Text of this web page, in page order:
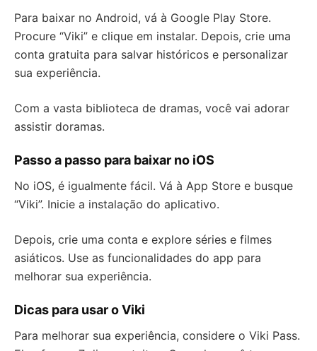
Para baixar no Android, vá à Google Play Store.
Procure “Viki” e clique em instalar. Depois, crie uma
conta gratuita para salvar históricos e personalizar
sua experiência.
Com a vasta biblioteca de dramas, você vai adorar
assistir doramas.
Passo a passo para baixar no iOS
No iOS, é igualmente fácil. Vá à App Store e busque
“Viki”. Inicie a instalação do aplicativo.
Depois, crie uma conta e explore séries e filmes
asiáticos. Use as funcionalidades do app para
melhorar sua experiência.
Dicas para usar o Viki
Para melhorar sua experiência, considere o Viki Pass.